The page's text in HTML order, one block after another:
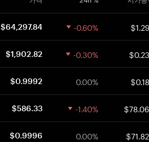
$64,297.84 -0.60%
$1,902.82 -0.30%
$0.9992 0.00%
$586.33 -1.40%
$0.9996 0.00%